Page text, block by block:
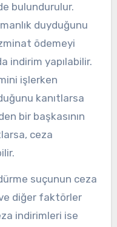
bulundurulur.
duyduğunu
ödemeyi
indirim yapılabilir.
işlerken
kanıtlarsa
bir başkasının
ceza
suçunun ceza
diğer faktörler
indirimleri ise